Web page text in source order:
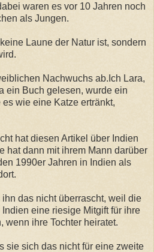
waren es vor 10 Jahren noch
als Jungen.
Laune der Natur ist, sondern
Nachwuchs ab.Ich Lara,
ein Buch gelesen, wurde ein
wie eine Katze ertränkt,
hat diesen Artikel über Indien
hat dann mit ihrem Mann darüber
1990er Jahren in Indien als
das nicht überrascht, weil die
eine riesige Mitgift für ihre
wenn ihre Tochter heiratet.
sie sich das nicht für eine zweite